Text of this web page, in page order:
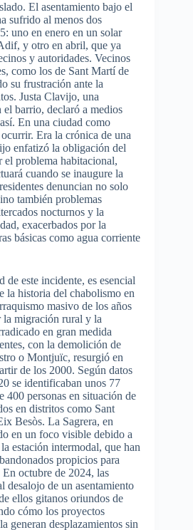
El asentamiento bajo el
sufrido al menos dos
uno en enero en un solar
y otro en abril, que ya
y autoridades. Vecinos
como los de Sant Martí de
su frustración ante la
Justa Clavijo, una
el barrio, declaró a medios
En una ciudad como
Era la crónica de una
enfatizó la obligación del
el problema habitacional,
cuando se inaugure la
denuncian no solo
también problemas
nocturnos y la
exacerbados por la
básicas como agua corriente
de este incidente, es esencial
la historia del chabolismo en
masivo de los años
migración rural y la
en gran medida
con la demolición de
o Montjuïc, resurgió en
de los 2000. Según datos
se identificaban unos 77
400 personas en situación de
en distritos como Sant
Besòs. La Sagrera, en
en un foco visible debido a
estación intermodal, que han
propicios para
octubre de 2024, las
desalojo de un asentamiento
ellos gitanos oriundos de
cómo los proyectos
generan desplazamientos sin